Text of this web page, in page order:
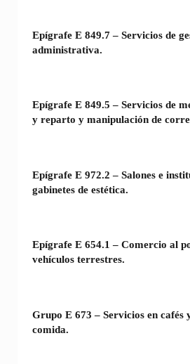
Epígrafe E 849.7 – Servicios de
administrativa.
Epígrafe E 849.5 – Servicios de
y reparto y manipulación de
Epígrafe E 972.2 – Salones e
gabinetes de estética.
Epígrafe E 654.1 – Comercio al
vehículos terrestres.
Grupo E 673 – Servicios en cafés
comida.